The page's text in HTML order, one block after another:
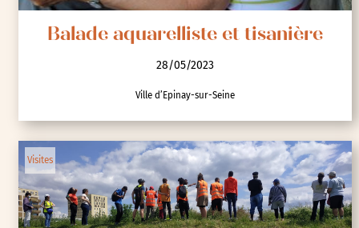
Balade aquarelliste et tisanière
28/05/2023
Ville d’Epinay-sur-Seine
Visites